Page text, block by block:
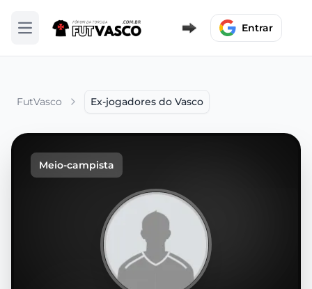
Abrir menu Entrar
FutVasco Ex-jogadores do Vasco
Meio-campista